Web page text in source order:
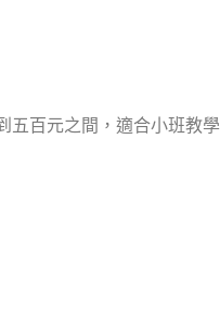
五百元之間，適合小班教學